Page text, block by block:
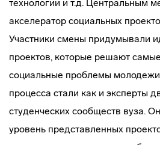
технологии и т.д. Центральным
акселератор социальных
Участники смены придумывали
проектов, которые решают
социальные проблемы
процесса стали как и эксперты
студенческих сообществ вуза.
уровень представленных